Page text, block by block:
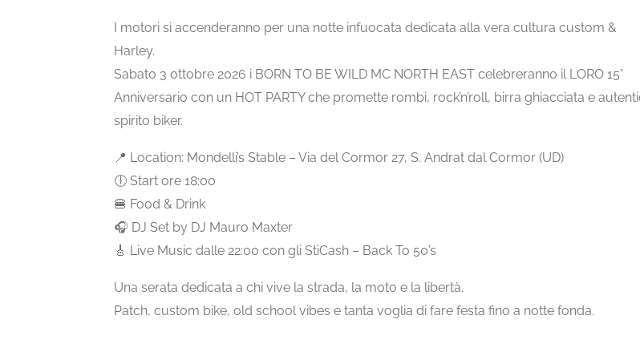
I motori si accenderanno per una notte infuocata dedicata alla vera cultura custom &
Harley.
Sabato 3 ottobre 2026 i BORN TO BE WILD MC NORTH EAST celebreranno il LORO 15°
Anniversario con un HOT PARTY che promette rombi, rock’n’roll, birra ghiacciata e
spirito biker.
📍 Location: Mondelli’s Stable – Via del Cormor 27, S. Andrat dal Cormor (UD)
🕕 Start ore 18:00
🍔 Food & Drink
🎧 DJ Set by DJ Mauro Maxter
🎸 Live Music dalle 22:00 con gli StiCash – Back To 50’s
Una serata dedicata a chi vive la strada, la moto e la libertà.
Patch, custom bike, old school vibes e tanta voglia di fare festa fino a notte fonda.